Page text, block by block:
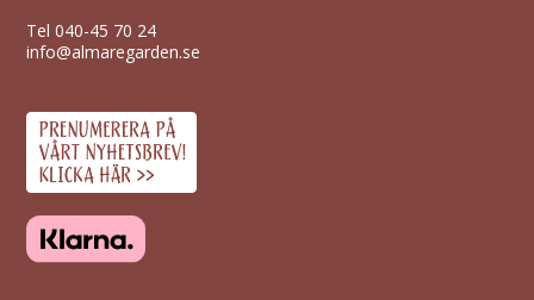
Tel040-45 70 24
info@almaregarden.se